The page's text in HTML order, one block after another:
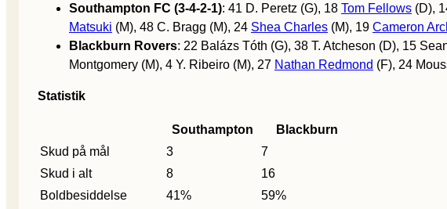
Southampton FC (3-4-2-1): 41 D. Peretz (G), 18 Tom Fellows (D),
Matsuki (M), 48 C. Bragg (M), 24 Shea Charles (M), 19 Cameron
Blackburn Rovers: 22 Balázs Tóth (G), 38 T. Atcheson (D), 15
Montgomery (M), 4 Y. Ribeiro (M), 27 Nathan Redmond (F), 24
Statistik
Southampton
Blackburn
Skud på mål
3
7
Skud i alt
8
16
Boldbesiddelse
41%
59%